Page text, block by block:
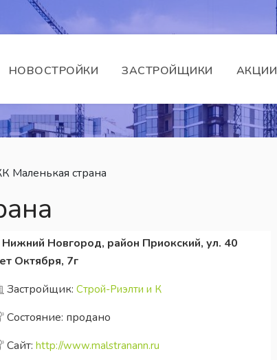
НОВОСТРОЙКИ ЗАСТРОЙЩИКИ АКЦИИ
Маленькая страна
Нижний Новгород, район Приокский, ул. 40
Октября, 7г
Застройщик: Строй-Риэлти и К
Состояние: продано
Сайт: http://www.malstranann.ru